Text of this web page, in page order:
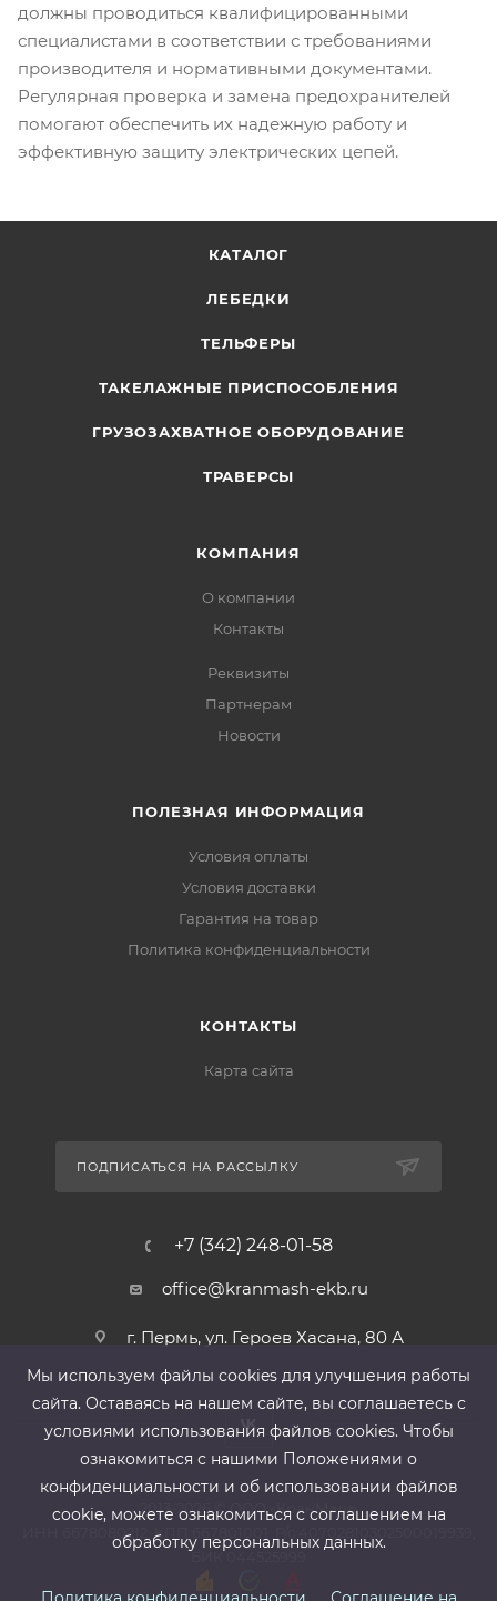
должны проводиться квалифицированными
специалистами в соответствии с требованиями
производителя и нормативными документами.
Регулярная проверка и замена предохранителей
помогают обеспечить их надежную работу и
эффективную защиту электрических цепей.
КАТАЛОГ
ЛЕБЕДКИ
ТЕЛЬФЕРЫ
ТАКЕЛАЖНЫЕ ПРИСПОСОБЛЕНИЯ
ГРУЗОЗАХВАТНОЕ ОБОРУДОВАНИЕ
ТРАВЕРСЫ
КОМПАНИЯ
О компании
Контакты
Реквизиты
Партнерам
Новости
ПОЛЕЗНАЯ ИНФОРМАЦИЯ
Условия оплаты
Условия доставки
Гарантия на товар
Политика конфиденциальности
КОНТАКТЫ
Карта сайта
ПОДПИСАТЬСЯ НА РАССЫЛКУ
+7 (342) 248-01-58
office@kranmash-ekb.ru
г. Пермь, ул. Героев Хасана, 80 А
2013-2026 ©ООО «КранМаш»
ИНН 6678080212, КПП 667801001 ,Р/с 40702810302500019939,
БИК 044525999
Мы используем файлы cооkies для улучшения работы
сайта. Оставаясь на нашем сайте, вы соглашаетесь с
условиями использования файлов cооkies. Чтобы
ознакомиться с нашими Положениями о
конфиденциальности и об использовании файлов
cookie, можете ознакомиться с соглашением на
обработку персональных данных.